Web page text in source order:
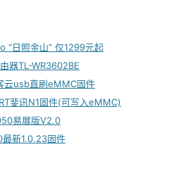
“日照金山” 仅1299元起
器TL-WR3602BE
云usb直刷eMMC固件
斐讯N1固件(可写入eMMC)
易展版V2.0
新1.0.23固件